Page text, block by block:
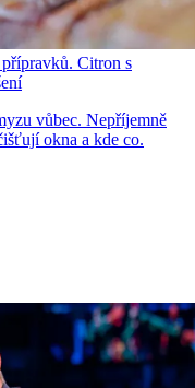
Citron s
vůbec. Nepříjemně
okna a kde co.